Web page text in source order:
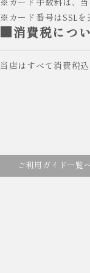
※カード手数料は、当
※カード番号はSSLを
■消費税につ
当店はすべて消費税
ご利用ガイド一覧